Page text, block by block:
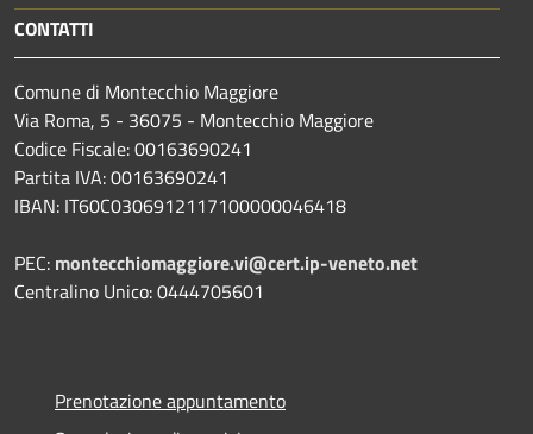
CONTATTI
Comune di Montecchio Maggiore
Via Roma, 5 - 36075 - Montecchio Maggiore
Codice Fiscale: 00163690241
Partita IVA: 00163690241
IBAN: IT60C0306912117100000046418
PEC: montecchiomaggiore.vi@cert.ip-veneto.net
Centralino Unico: 0444705601
Prenotazione appuntamento